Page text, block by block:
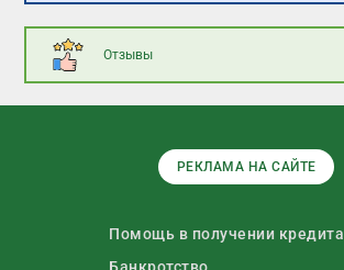
Отзывы
РЕКЛАМА НА САЙТЕ
Помощь в получении кредита